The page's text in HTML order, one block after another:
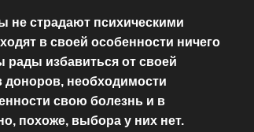
не страдают психическими
в своей особенности ничего
рады избавиться от своей
доноров, необходимости
свою болезнь и в
похоже, выбора у них нет.